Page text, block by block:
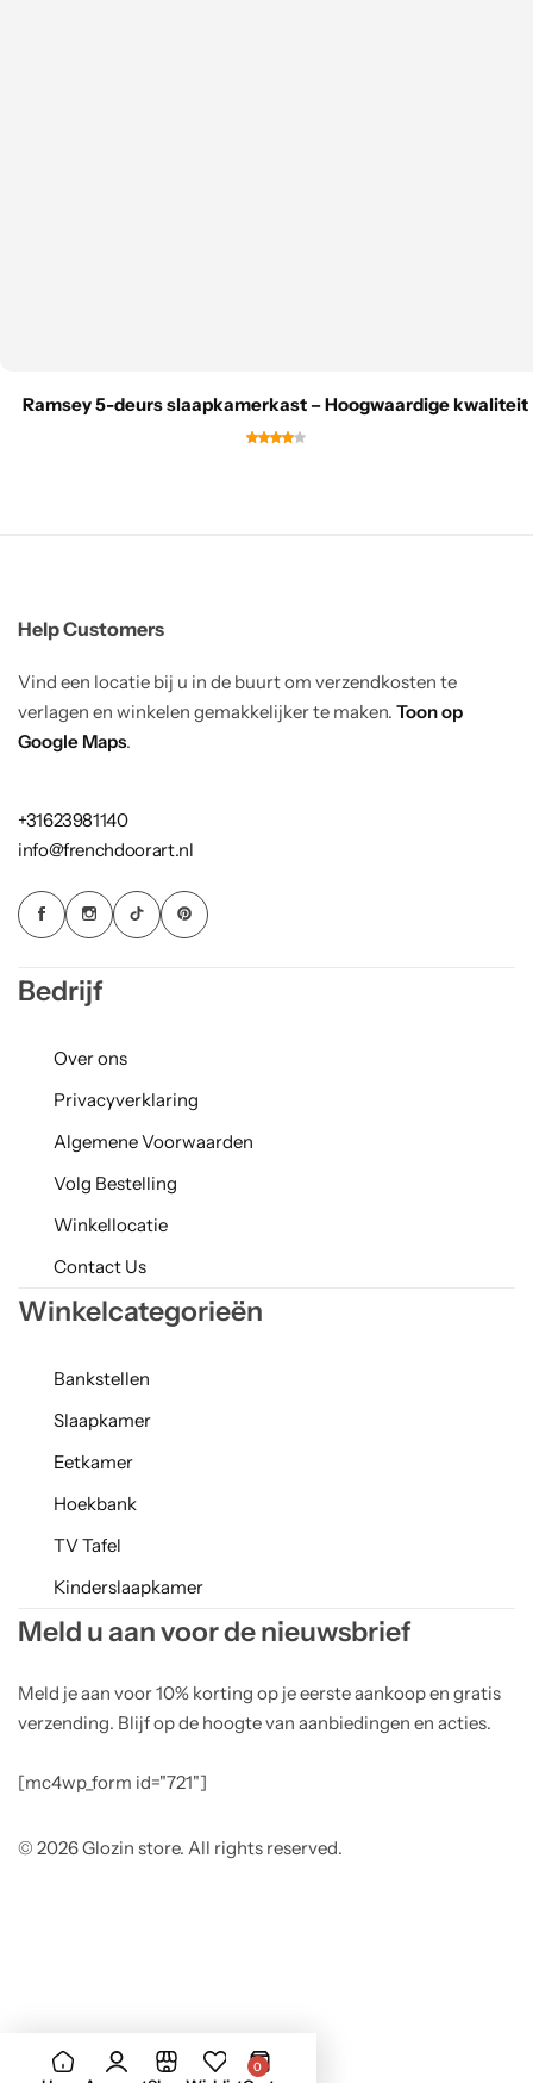
Ramsey 5-deurs slaapkamerkast – Hoogwaardige kwaliteit
Help Customers
Vind een locatie bij u in de buurt om verzendkosten te
verlagen en winkelen gemakkelijker te maken. Toon op
Google Maps.
+31623981140
info@frenchdoorart.nl
Bedrijf
Over ons
Privacyverklaring
Algemene Voorwaarden
Volg Bestelling
Winkellocatie
Contact Us
Winkelcategorieën
Bankstellen
Slaapkamer
Eetkamer
Hoekbank
TV Tafel
Kinderslaapkamer
Meld u aan voor de nieuwsbrief
Meld je aan voor 10% korting op je eerste aankoop en gratis
verzending. Blijf op de hoogte van aanbiedingen en acties.
[mc4wp_form id="721"]
© 2026 Glozin store. All rights reserved.
0